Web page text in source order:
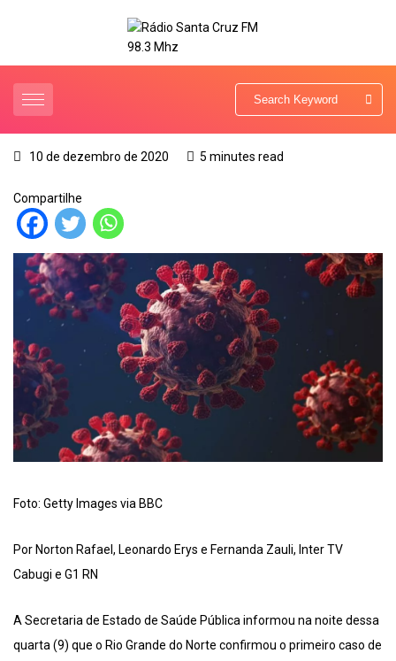
10 de dezembro de 2020 5 minutes read
Compartilhe
Foto: Getty Images via BBC
Por Norton Rafael, Leonardo Erys e Fernanda Zauli, Inter TV
Cabugi e G1 RN
A Secretaria de Estado de Saúde Pública informou na noite dessa
quarta (9) que o Rio Grande do Norte confirmou o primeiro caso de